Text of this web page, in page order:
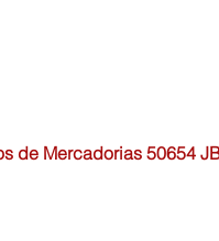
de Mercadorias 50654